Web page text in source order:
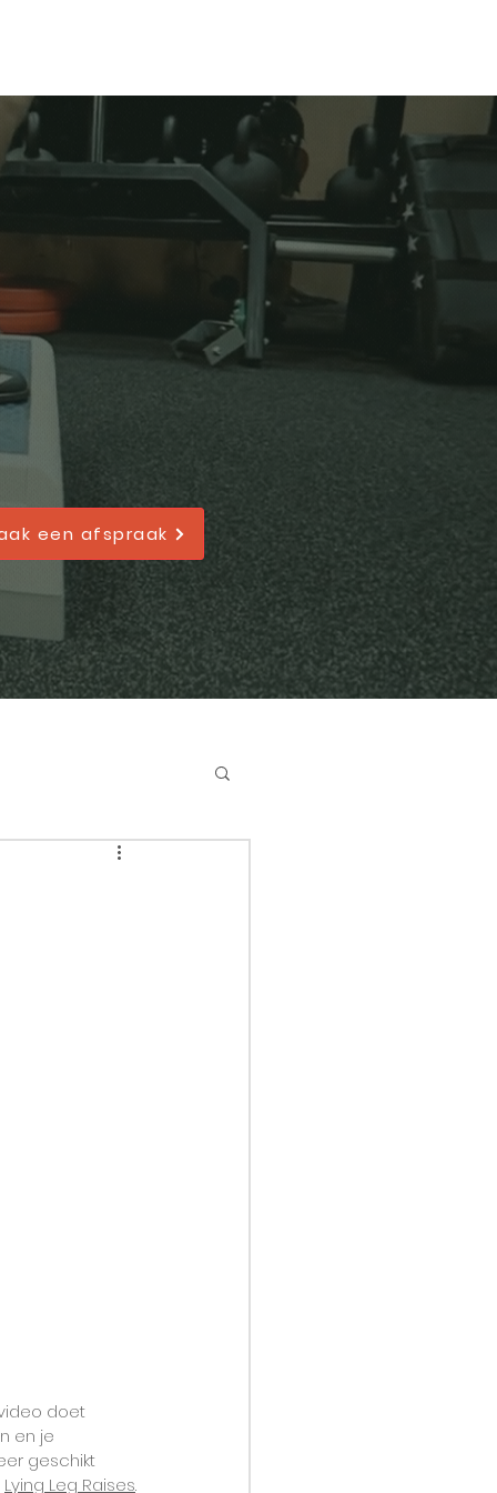
een afspraak
doet
en je
geschikt
Lying Leg Raises.